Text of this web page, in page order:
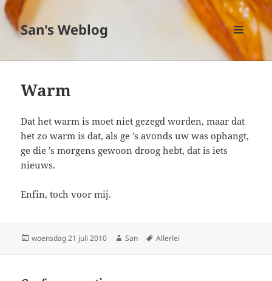
San's Weblog
MENU
EN
Warm
Dat het warm is moet niet gezegd worden, maar dat
het zo warm is dat, als ge ’s avonds uw was ophangt,
ge die ’s morgens gewoon droog hebt, dat is iets
nieuws.
Enfin, toch voor mij.
Geplaatst
woensdag 21 juli 2010 Auteur
San Tags
Allerlei